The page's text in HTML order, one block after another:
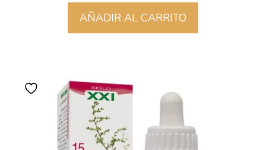
AÑADIR AL CARRITO